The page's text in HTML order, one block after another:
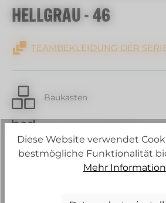
HELLGRAU - 46
TEAMBEKLEIDUNG DER
Baukasten
Strech
Diese Website verwendet
bestmögliche Funktionalität
Mehr